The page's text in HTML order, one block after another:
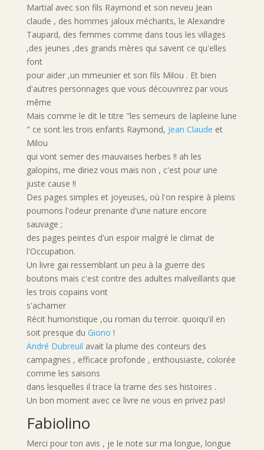
Martial avec son fils Raymond et son neveu Jean
claude , des hommes jaloux méchants, le Alexandre
Taupard, des femmes comme dans tous les villages
,des jeunes ,des grands mères qui savent ce qu'elles
font
pour aider ,un mmeunier et son fils Milou . Et bien
d'autres personnages que vous découvrirez par vous
même
Mais comme le dit le titre "les semeurs de lapleine lune
" ce sont les trois enfants Raymond, Jean Claude et
Milou
qui vont semer des mauvaises herbes !! ah les
galopins, me diriez vous mais non , c'est pour une
juste cause !!
Des pages simples et joyeuses, où l'on respire à pleins
poumons l'odeur prenante d'une nature encore
sauvage ;
des pages peintes d'un espoir malgré le climat de
l'Occupation.
Un livre gai ressemblant un peu à la guerre des
boutons mais c'est contre des adultes malveillants que
les trois copains vont
s'acharner
Récit humoristique ,ou roman du terroir. quoiqu'il en
soit presque du Giono !
André Dubreuil avait la plume des conteurs des
campagnes , efficace profonde , enthousiaste, colorée
comme les saisons
dans lesquelles il trace la trame des ses histoires .
Un bon moment avec ce livre ne vous en privez pas!
Fabiolino
Merci pour ton avis , je le note sur ma longue, longue